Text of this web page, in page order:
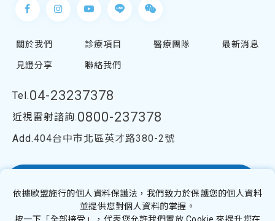
關於我們 診療項目 醫療團隊 最新消息
見證分享 聯絡我們
Tel.04-23237378
近視雷射諮詢.0800-237378
Add.404台中市北區英才路380-2號
依據歐盟施行的個人資料保護法，我們致力於保護您的個人資料
並提供您對個人資料的掌握。